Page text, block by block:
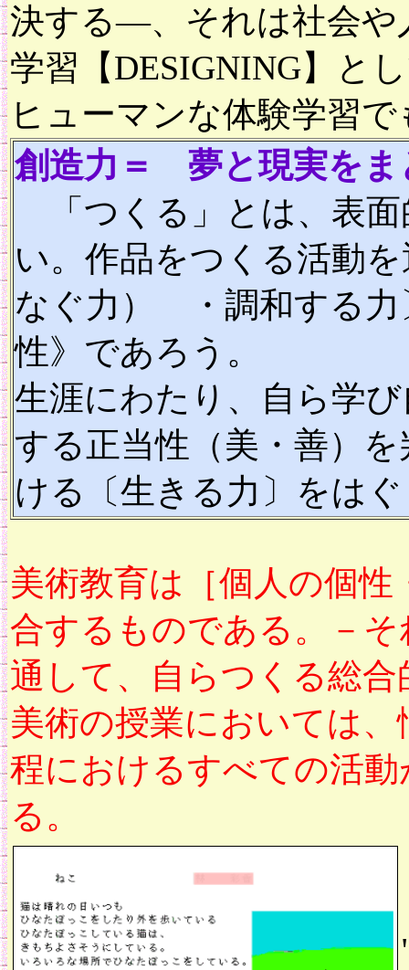
決する―、それは社会や
学習【DESIGNING】と
ヒューマンな体験学
創造力＝ 夢と現実をま
「つくる」とは、表面
い。作品をつくる活動
なぐ力） ・調和する力
性》であろう。
生涯にわたり、自ら学
する正当性（美・善）
ける〔生きる力〕をは
美術教育は［個人の個
合するものである。－
通して、自らつくる総
美術の授業においては
程におけるすべての活
る。